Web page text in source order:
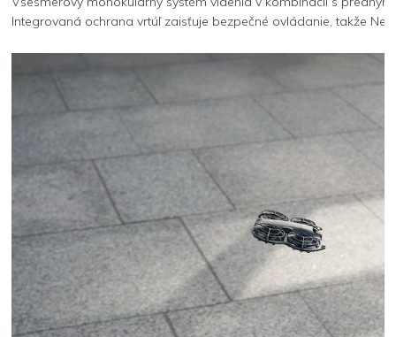
Integrovaná ochrana vrtúľ zaisťuje bezpečné ovládanie, takže